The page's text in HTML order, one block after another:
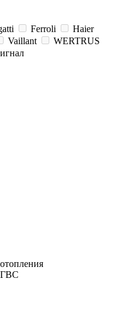
Ferroli
Haier
Vaillant
WERTRUS
ГВС